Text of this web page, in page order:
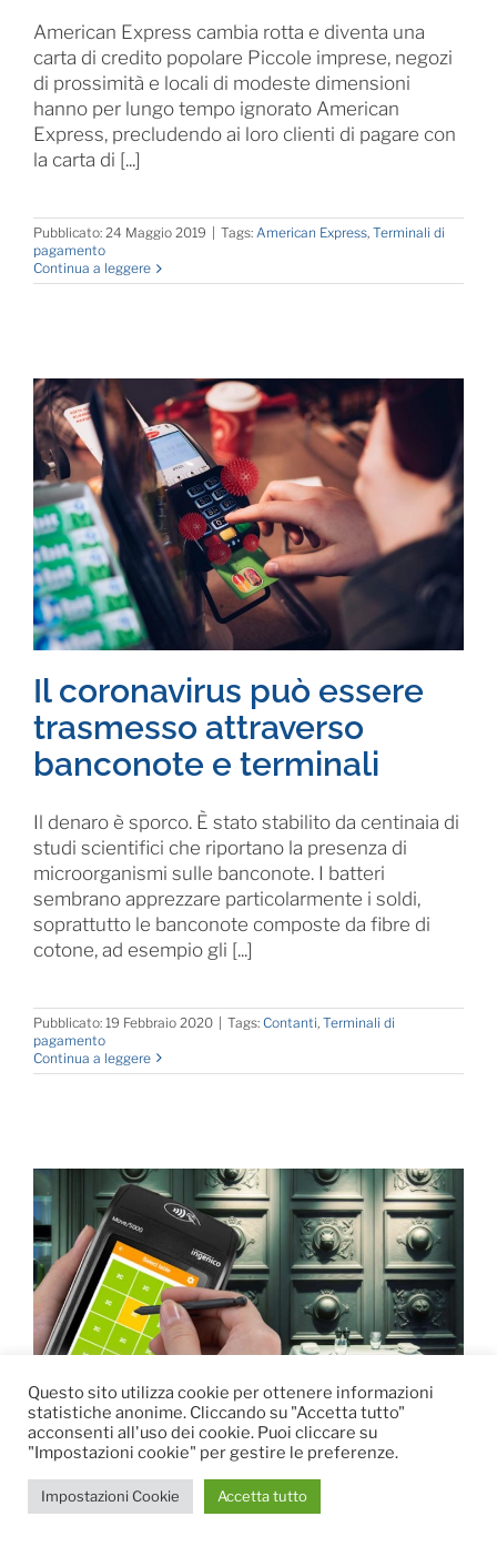
American Express cambia rotta e diventa una
carta di credito popolare Piccole imprese, negozi
di prossimità e locali di modeste dimensioni
hanno per lungo tempo ignorato American
Express, precludendo ai loro clienti di pagare con
la carta di [...]
Pubblicato: 24 Maggio 2019 Tags: American Express, Terminali di
pagamento
Continua a leggere
Il coronavirus può essere
trasmesso attraverso
banconote e terminali
Il denaro è sporco. È stato stabilito da centinaia di
studi scientifici che riportano la presenza di
microorganismi sulle banconote. I batteri
sembrano apprezzare particolarmente i soldi,
soprattutto le banconote composte da fibre di
cotone, ad esempio gli [...]
Pubblicato: 19 Febbraio 2020 Tags: Contanti, Terminali di
pagamento
Continua a leggere
POS Ingenico: le novità dei
terminali Axium D7 e Move
Questo sito utilizza cookie per ottenere informazioni
statistiche anonime. Cliccando su "Accetta tutto"
acconsenti all'uso dei cookie. Puoi cliccare su
"Impostazioni cookie" per gestire le preferenze.
Impostazioni Cookie Accetta tutto